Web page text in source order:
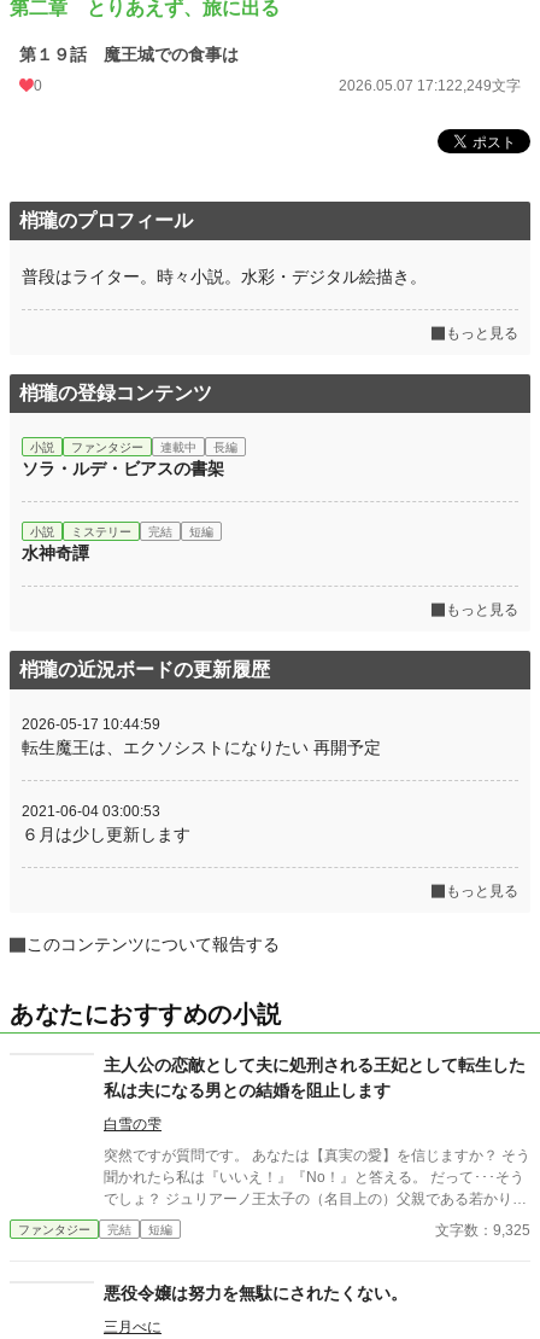
第二章 とりあえず、旅に出る
第１９話 魔王城での食事は
0 2026.05.07 17:122,249文字
梢瓏のプロフィール
普段はライター。時々小説。水彩・デジタル絵描き。
もっと見る
梢瓏の登録コンテンツ
小説 ファンタジー 連載中 長編
ソラ・ルデ・ビアスの書架
小説 ミステリー 完結 短編
水神奇譚
もっと見る
梢瓏の近況ボードの更新履歴
2026-05-17 10:44:59
転生魔王は、エクソシストになりたい 再開予定
2021-06-04 03:00:53
６月は少し更新します
もっと見る
このコンテンツについて報告する
あなたにおすすめの小説
主人公の恋敵として夫に処刑される王妃として転生した
私は夫になる男との結婚を阻止します
白雪の雫
突然ですが質問です。 あなたは【真実の愛】を信じますか？ そう
聞かれたら私は『いいえ！』『No！』と答える。 だって･･･そう
でしょ？ ジュリアーノ王太子の（名目上の）父親である若かりし
頃の陛下曰く「私と彼女は真実の愛で結ばれている」という何が
何だか訳の分からない理屈で、婚約者だった大臣の姫ではなく平
になった女は庭師と不倫して不義の子を儲け、その不義の子こと
ジュリアーノは陛下が側室にも成れない身分の低い女が産んだ息
子のユーリアを後宮に入れて妃のように扱っているのよーーー
ファンタジー 完結 短編 文字数：9,325
悪役令嬢は努力を無駄にされたくない。
三月べに